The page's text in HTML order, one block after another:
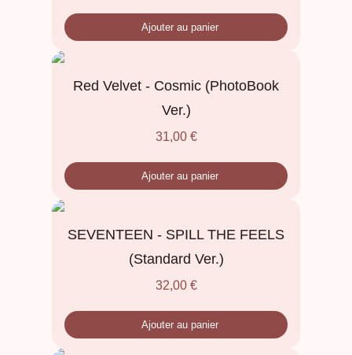
Ajouter au panier
Red Velvet - Cosmic (PhotoBook
Ver.)
31,00 €
Ajouter au panier
SEVENTEEN - SPILL THE FEELS
(Standard Ver.)
32,00 €
Ajouter au panier